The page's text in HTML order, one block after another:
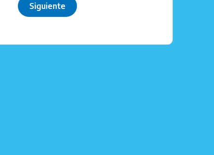
Siguiente